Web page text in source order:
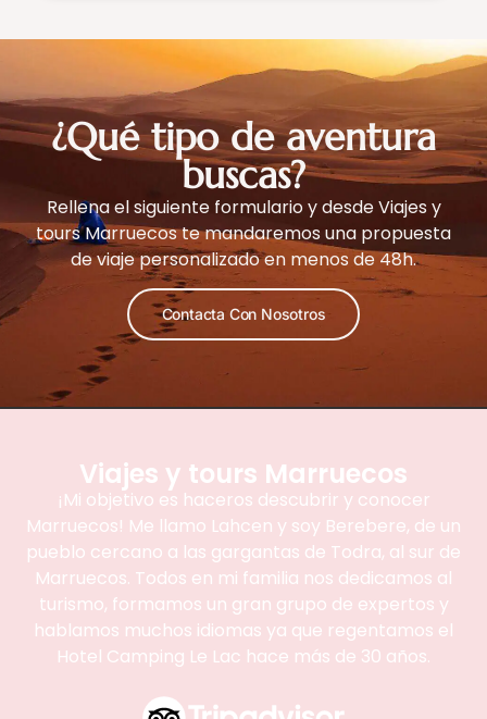
¿Qué tipo de aventura
buscas?
Rellena el siguiente formulario y desde Viajes y
tours Marruecos te mandaremos una propuesta
de viaje personalizado en menos de 48h.
Contacta Con Nosotros
Viajes y tours Marruecos
¡Mi objetivo es haceros descubrir y conocer
Marruecos! Me llamo Lahcen y soy Berebere, de un
pueblo cercano a las gargantas de Todra, al sur de
Marruecos. Todos en mi familia nos dedicamos al
turismo, formamos un gran grupo de expertos y
hablamos muchos idiomas ya que regentamos el
Hotel Camping Le Lac hace más de 30 años.